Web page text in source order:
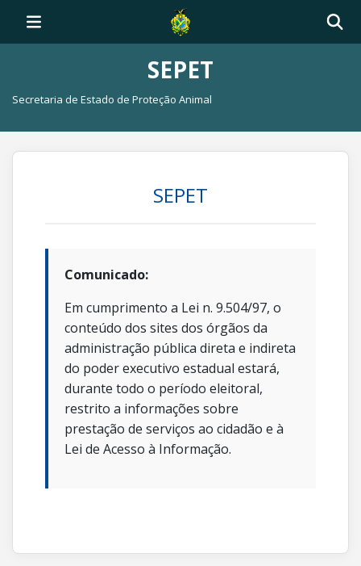
SEPET
Secretaria de Estado de Proteção Animal
SEPET
Comunicado:
Em cumprimento a Lei n. 9.504/97, o
conteúdo dos sites dos órgãos da
administração pública direta e indireta
do poder executivo estadual estará,
durante todo o período eleitoral,
restrito a informações sobre
prestação de serviços ao cidadão e à
Lei de Acesso à Informação.